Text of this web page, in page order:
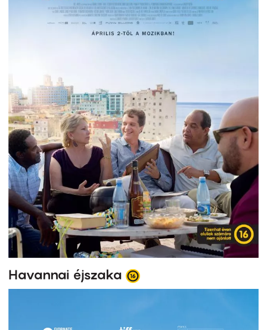
Havannai éjszaka